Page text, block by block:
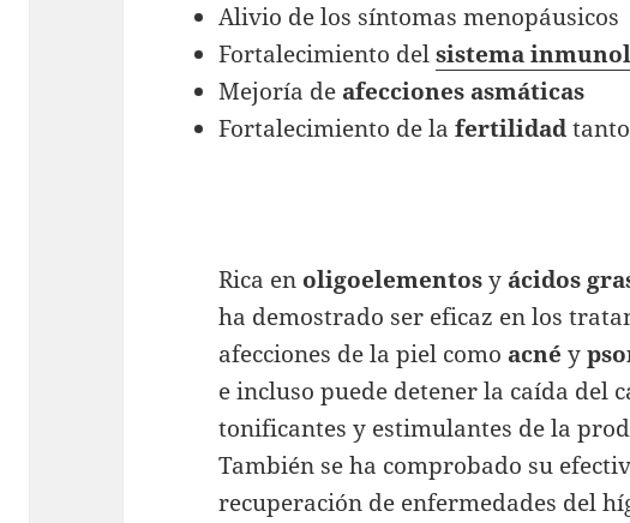
Alivio de los síntomas menopáusicos
Fortalecimiento delsistema
Mejoría de afecciones asmáticas
Fortalecimiento de lafertilidad
Rica en oligoelementosy ácidos
ha demostrado ser eficaz en los
afecciones de la piel como acné y
e incluso puede detener la caída del
tonificantes y estimulantes de la
También se ha comprobado su
recuperación de enfermedades del